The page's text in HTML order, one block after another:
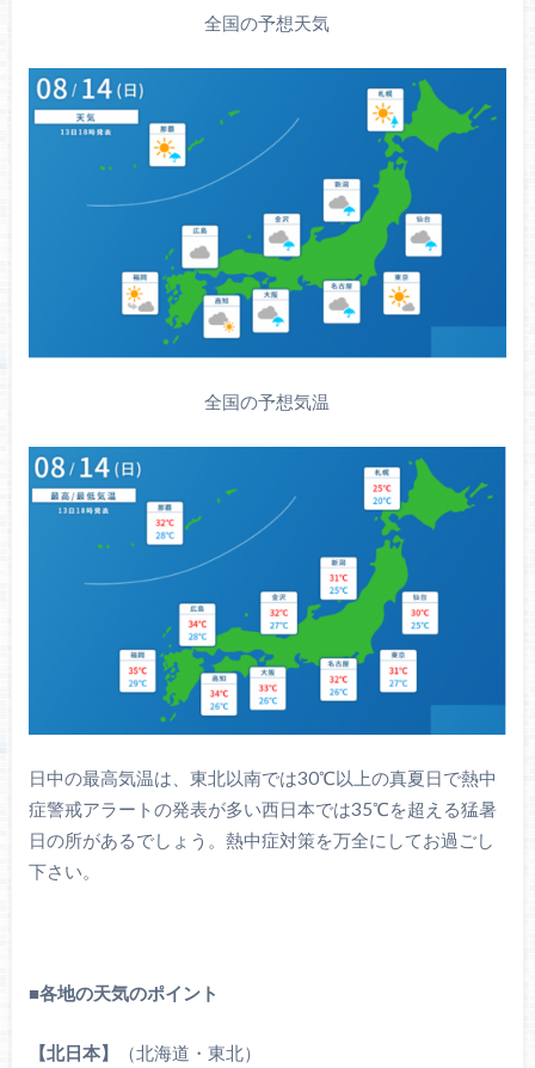
全国の予想天気
全国の予想気温
日中の最高気温は、東北以南では30℃以上の真夏日で熱中
症警戒アラートの発表が多い西日本では35℃を超える猛暑
日の所があるでしょう。熱中症対策を万全にしてお過ごし
下さい。
■各地の天気のポイント
【北日本】 （北海道・東北）